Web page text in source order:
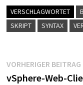
VERSCHLAGWORTET
SKRIPT
SYNTAX
VORHERIGER BEITRAG
vSphere-Web-